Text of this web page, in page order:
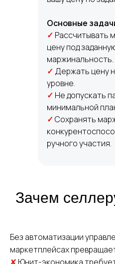
Основные
✓ Рассчитывать
цену под
маржинальность.
✓ Держать цену
уровне.
✓ Не допускать
минимальной
✓Сохранять
ручного участия.
Зачем
Без автоматизации
маркетплейсах